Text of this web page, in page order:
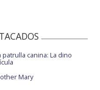
patrulla canina: La dino
Mary